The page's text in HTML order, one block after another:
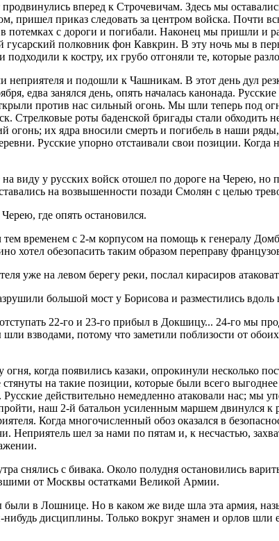
вперед к Строчевичам. Здесь мы
пришел приказ следовать за центром войска.
потемках с дороги и погибали. Наконец мы пришли и
гусарский полковник фон Кавкрин. В эту ночь мы в
подходили к костру, их грубо отгоняли те, которые
неприятеля и подошли к Чашникам. В этот день дул
едва занялся день, опять началась канонада.
против нас сильный огонь. Мы шли теперь под
Стрелковые роты баденской бригады стали обходить
огонь; их ядра вносили смерть и погибель в наши
Русские упорно отстаивали свои позиции.
виду у русских войск отошел по дороге на Черею,
на возвышенности позади Смолян с целью
где опять остановился.
временем с 2-м корпусом на помощь к генералу
хотел обезопасить таким образом переправу
уже на левом берегу реки, послал кирасиров
большой мост у Борисова и разместились
22-го и 23-го прибыл в Докшицу... 24-го мы
взводами, потому что заметили поблизости от
когда появились казаки, опрокинули несколько
на такие позиции, которые были всего
Русские действительно немедленно атаковали нас; мы
наш 2-й батальон усиленным маршем двинулся
Когда многочисленный обоз оказался в
Неприятель шел за нами по пятам и, к несчастью,
снялись с бивака. Около полудня остановились
от Москвы остатками Великой Армии.
в Лошнице. Но в каком же виде шла эта армия,
нибудь дисциплины. Только вокруг знамен и орлов